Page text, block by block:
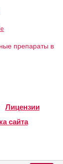
препараты в
Лицензии
сайта